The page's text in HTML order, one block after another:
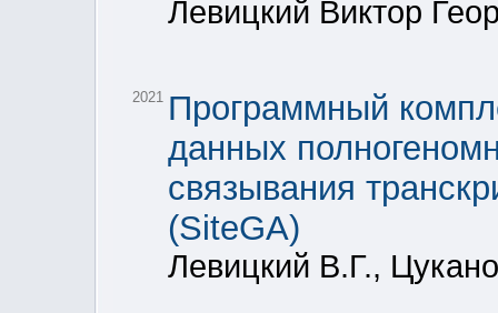
Левицкий Виктор
2021 Программный
данных
связывания
(SiteGA)
Левицкий В.Г.,